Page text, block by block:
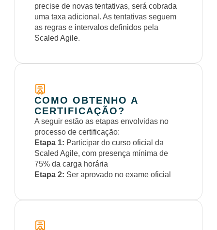
precise de novas tentativas, será cobrada
uma taxa adicional. As tentativas seguem
as regras e intervalos definidos pela
Scaled Agile.
COMO OBTENHO A
CERTIFICAÇÃO?
A seguir estão as etapas envolvidas no
processo de certificação:
Etapa 1: Participar do curso oficial da
Scaled Agile, com presença mínima de
75% da carga horária
Etapa 2: Ser aprovado no exame oficial